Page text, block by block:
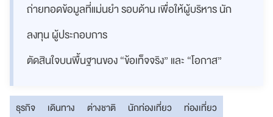
ถ่ายทอดข้อมูลที่แม่นยำ รอบด้าน เพื่อให้ผู้บริหาร นัก
ลงทุน ผู้ประกอบการ
ตัดสินใจบนพื้นฐานของ “ข้อเท็จจริง” และ “โอกาส”
ธุรกิจ เดินทาง ต่างชาติ นักท่องเที่ยว
ท่องเที่ยว